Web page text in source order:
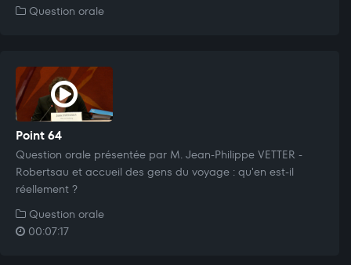
Question orale
Point 64
Question orale présentée par M. Jean-Philippe VETTER -
Robertsau et accueil des gens du voyage : qu'en est-il
réellement ?
Question orale
00:07:17